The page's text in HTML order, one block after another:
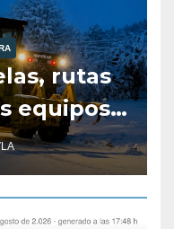
rutas
equipos
La
agosto –